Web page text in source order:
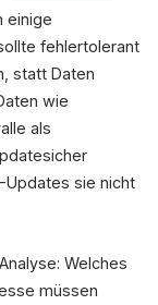
einige
fehlertolerant
statt Daten
wie
als
Updates sie nicht
Welches
müssen